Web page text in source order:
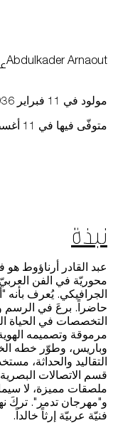
Abdulkader Arnaout
مولود في 11 فبراير 1936 في دمشق في سوريا
متوفّى فيها في 11 أغسطس 1992.
نبذة
عبد القادر أرناؤوط
محوريّة في الفن
الجرافيكي. يُعرف بأنه
حاضراً. برعَ في الرسم
التخصصات في الحياة
مرموقة وتصميمه
وباريس، وطوّر خطه
التقاليد والحداثة،
قسم الاتصالات
ملصقات مميزة، لا سيما
و"مهرجان تدمر". تركَ
فنيّة عربيّة إرثاً خالداً.
الوظائف والفرص
الصحافة
رعاة متاحف قطر
استضافة الفعاليات
اتصل بنا
سهولة الوصول والحركة
يمكن أن يؤدي إيقاف
الصلة عن العمل بشكل
موافقة حفظ